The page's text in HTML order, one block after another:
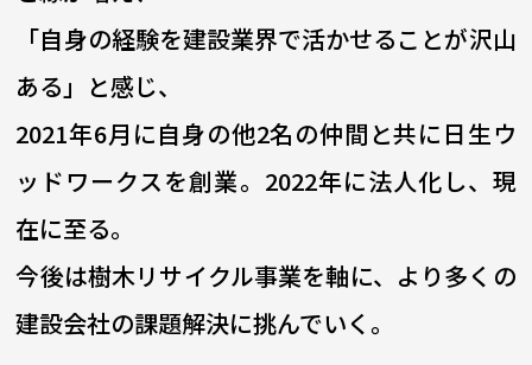
「自身の経験を建設業界で活かせることが沢山
ある」と感じ、
2021年6月に自身の他2名の仲間と共に日生ウ
ッドワークスを創業。2022年に法人化し、現
在に至る。
今後は樹木リサイクル事業を軸に、より多くの
建設会社の課題解決に挑んでいく。